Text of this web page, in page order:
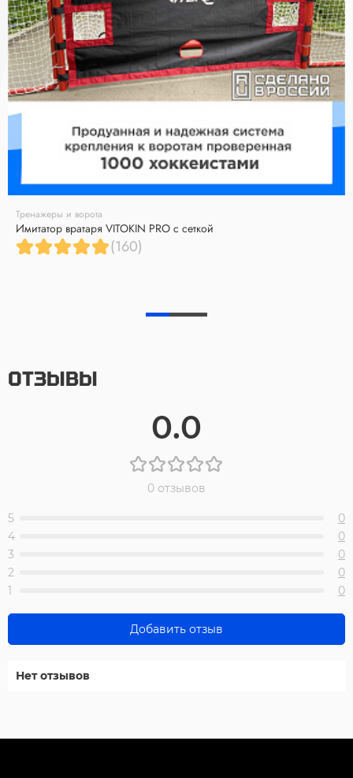
Тренажеры и ворота
Имитатор вратаря VITOKIN PRO с сеткой
(160)
ОТЗЫВЫ
0.0
0 отзывов
5
0
4
0
3
0
2
0
1
0
Добавить отзыв
Нет отзывов